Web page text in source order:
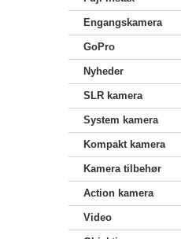
Engangskamera
GoPro
Nyheder
SLR kamera
System kamera
Kompakt kamera
Kamera tilbehør
Action kamera
Video